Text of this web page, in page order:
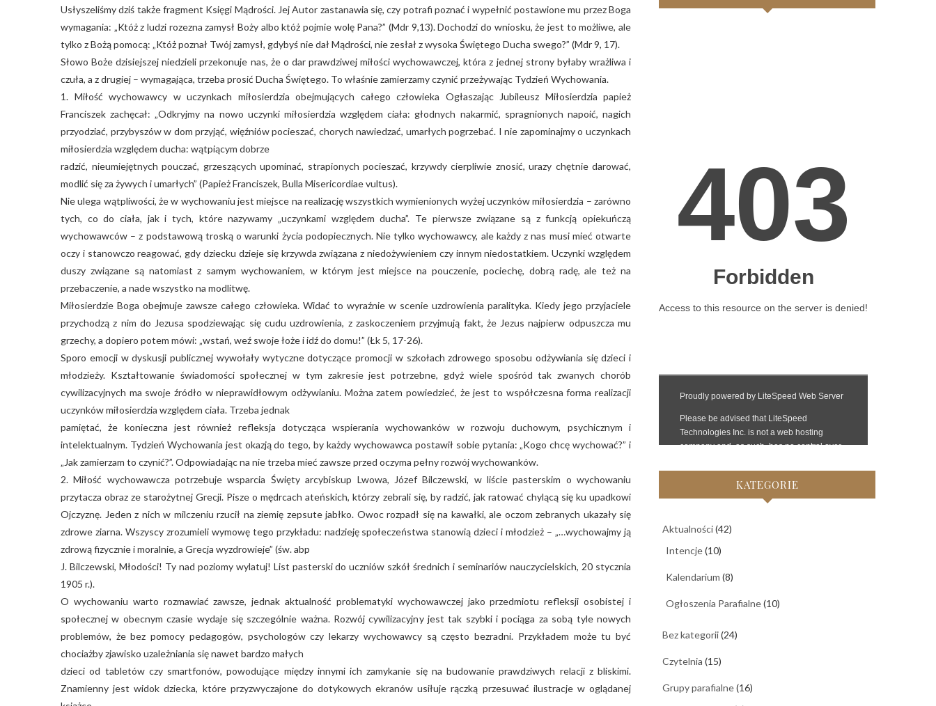
Usłyszeliśmy dziś także fragment Księgi Mądrości. Jej Autor zastanawia się, czy potrafi poznać i wypełnić postawione mu przez Boga
wymagania: „Któż z ludzi rozezna zamysł Boży albo któż pojmie wolę Pana?” (Mdr 9,13). Dochodzi do wniosku, że jest to możliwe, ale
tylko z Bożą pomocą: „Któż poznał Twój zamysł, gdybyś nie dał Mądrości, nie zesłał z wysoka Świętego Ducha swego?” (Mdr 9, 17).
Słowo Boże dzisiejszej niedzieli przekonuje nas, że o dar prawdziwej miłości wychowawczej, która z jednej strony byłaby wrażliwa i
czuła, a z drugiej – wymagająca, trzeba prosić Ducha Świętego. To właśnie zamierzamy czynić przeżywając Tydzień Wychowania.
1. Miłość wychowawcy w uczynkach miłosierdzia obejmujących całego człowieka Ogłaszając Jubileusz Miłosierdzia papież
Franciszek zachęcał: „Odkryjmy na nowo uczynki miłosierdzia względem ciała: głodnych nakarmić, spragnionych napoić, nagich
przyodziać, przybyszów w dom przyjąć, więźniów pocieszać, chorych nawiedzać, umarłych pogrzebać. I nie zapominajmy o uczynkach
miłosierdzia względem ducha: wątpiącym dobrze
radzić, nieumiejętnych pouczać, grzeszących upominać, strapionych pocieszać, krzywdy cierpliwie znosić, urazy chętnie darować,
modlić się za żywych i umarłych” (Papież Franciszek, Bulla Misericordiae vultus).
Nie ulega wątpliwości, że w wychowaniu jest miejsce na realizację wszystkich wymienionych wyżej uczynków miłosierdzia – zarówno
tych, co do ciała, jak i tych, które nazywamy „uczynkami względem ducha”. Te pierwsze związane są z funkcją opiekuńczą
wychowawców – z podstawową troską o warunki życia podopiecznych. Nie tylko wychowawcy, ale każdy z nas musi mieć otwarte
oczy i stanowczo reagować, gdy dziecku dzieje się krzywda związana z niedożywieniem czy innym niedostatkiem. Uczynki względem
duszy związane są natomiast z samym wychowaniem, w którym jest miejsce na pouczenie, pociechę, dobrą radę, ale też na
przebaczenie, a nade wszystko na modlitwę.
Miłosierdzie Boga obejmuje zawsze całego człowieka. Widać to wyraźnie w scenie uzdrowienia paralityka. Kiedy jego przyjaciele
przychodzą z nim do Jezusa spodziewając się cudu uzdrowienia, z zaskoczeniem przyjmują fakt, że Jezus najpierw odpuszcza mu
grzechy, a dopiero potem mówi: „wstań, weź swoje łoże i idź do domu!” (Łk 5, 17-26).
Sporo emocji w dyskusji publicznej wywołały wytyczne dotyczące promocji w szkołach zdrowego sposobu odżywiania się dzieci i
młodzieży. Kształtowanie świadomości społecznej w tym zakresie jest potrzebne, gdyż wiele spośród tak zwanych chorób
cywilizacyjnych ma swoje źródło w nieprawidłowym odżywianiu. Można zatem powiedzieć, że jest to współczesna forma realizacji
uczynków miłosierdzia względem ciała. Trzeba jednak
pamiętać, że konieczna jest również refleksja dotycząca wspierania wychowanków w rozwoju duchowym, psychicznym i
intelektualnym. Tydzień Wychowania jest okazją do tego, by każdy wychowawca postawił sobie pytania: „Kogo chcę wychować?” i
„Jak zamierzam to czynić?”. Odpowiadając na nie trzeba mieć zawsze przed oczyma pełny rozwój wychowanków.
2. Miłość wychowawcza potrzebuje wsparcia Święty arcybiskup Lwowa, Józef Bilczewski, w liście pasterskim o wychowaniu
przytacza obraz ze starożytnej Grecji. Pisze o mędrcach ateńskich, którzy zebrali się, by radzić, jak ratować chylącą się ku upadkowi
Ojczyznę. Jeden z nich w milczeniu rzucił na ziemię zepsute jabłko. Owoc rozpadł się na kawałki, ale oczom zebranych ukazały się
zdrowe ziarna. Wszyscy zrozumieli wymowę tego przykładu: nadzieję społeczeństwa stanowią dzieci i młodzież – „…wychowajmy ją
zdrową fizycznie i moralnie, a Grecja wyzdrowieje” (św. abp
J. Bilczewski, Młodości! Ty nad poziomy wylatuj! List pasterski do uczniów szkół średnich i seminariów nauczycielskich, 20 stycznia
1905 r.).
O wychowaniu warto rozmawiać zawsze, jednak aktualność problematyki wychowawczej jako przedmiotu refleksji osobistej i
społecznej w obecnym czasie wydaje się szczególnie ważna. Rozwój cywilizacyjny jest tak szybki i pociąga za sobą tyle nowych
problemów, że bez pomocy pedagogów, psychologów czy lekarzy wychowawcy są często bezradni. Przykładem może tu być
chociażby zjawisko uzależniania się nawet bardzo małych
dzieci od tabletów czy smartfonów, powodujące między innymi ich zamykanie się na budowanie prawdziwych relacji z bliskimi.
Znamienny jest widok dziecka, które przyzwyczajone do dotykowych ekranów usiłuje rączką przesuwać ilustracje w oglądanej
KATEGORIE
Aktualności(42)
Intencje(10)
Kalendarium (8)
Ogłoszenia Parafialne(10)
Bez kategorii(24)
Czytelnia (15)
Grupy parafialne(16)